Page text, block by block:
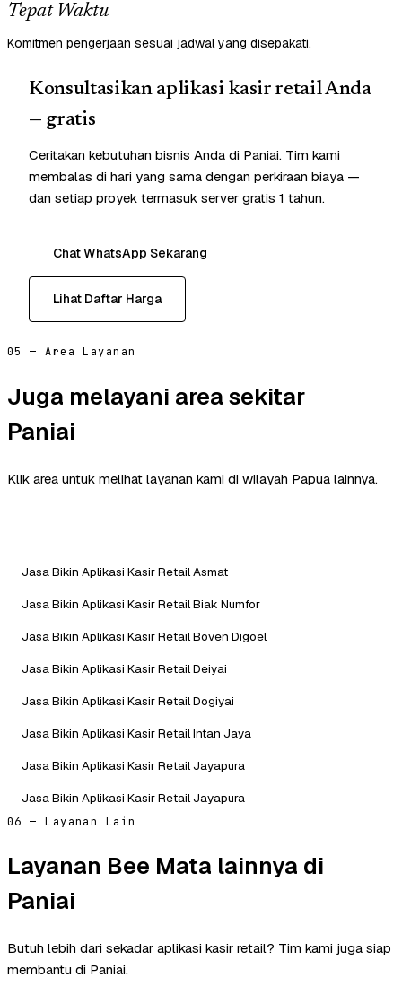
Tepat Waktu
Komitmen pengerjaan sesuai jadwal yang disepakati.
Konsultasikan aplikasi kasir retail Anda
— gratis
Ceritakan kebutuhan bisnis Anda di Paniai. Tim kami
membalas di hari yang sama dengan perkiraan biaya —
dan setiap proyek termasuk server gratis 1 tahun.
Chat WhatsApp Sekarang
Lihat Daftar Harga
05 — Area Layanan
Juga melayani area sekitar
Paniai
Klik area untuk melihat layanan kami di wilayah Papua lainnya.
Jasa Bikin Aplikasi Kasir Retail Asmat
Jasa Bikin Aplikasi Kasir Retail Biak Numfor
Jasa Bikin Aplikasi Kasir Retail Boven Digoel
Jasa Bikin Aplikasi Kasir Retail Deiyai
Jasa Bikin Aplikasi Kasir Retail Dogiyai
Jasa Bikin Aplikasi Kasir Retail Intan Jaya
Jasa Bikin Aplikasi Kasir Retail Jayapura
Jasa Bikin Aplikasi Kasir Retail Jayapura
06 — Layanan Lain
Layanan Bee Mata lainnya di
Paniai
Butuh lebih dari sekadar aplikasi kasir retail? Tim kami juga siap
membantu di Paniai.